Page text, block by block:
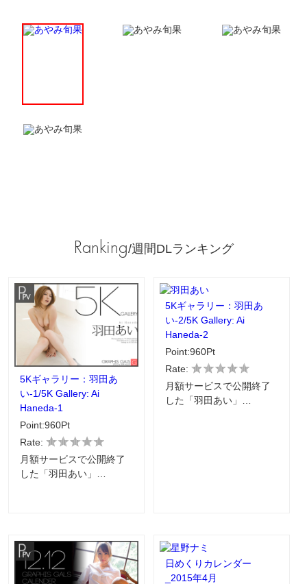
Ranking/週間DLランキング
5Kギャラリー：羽田あ
い-1/5K Gallery: Ai
Haneda-1
Point:960Pt
Rate:
月額サービスで公開終了
した「羽田あい」…
5Kギャラリー：羽田あ
い-2/5K Gallery: Ai
Haneda-2
Point:960Pt
Rate:
月額サービスで公開終了
した「羽田あい」…
日めくりカレンダー
_2015年4月